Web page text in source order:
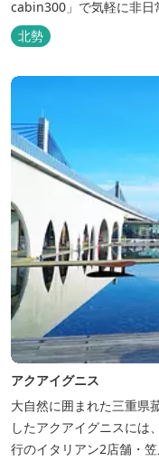
cabin300」で気軽に非日
サイト、日帰り手ぶら
ナ施設などを完備、キャ
アイグニス」の入浴利
北勢
アクアイグニス
大自然に囲まれた三重県
したアクアイグニスには
行のイタリアン2店舗・